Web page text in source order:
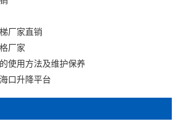
厂家直销
厂家
使用方法及维护保养
口升降平台